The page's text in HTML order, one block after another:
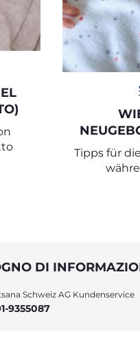
Tipps für
DI
Schweiz AG Kundenservice
9355087